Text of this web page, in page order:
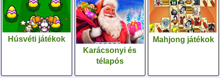
Húsvéti játékok
Karácsonyi és
télapós
Mahjong játékok